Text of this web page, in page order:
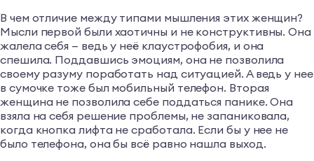
В чем отличие между типами мышления этих женщин?
Мысли первой были хаотичны и не конструктивны. Она
жалела себя — ведь у неё клаустрофобия, и она
спешила. Поддавшись эмоциям, она не позволила
своему разуму поработать над ситуацией. А ведь у нее
в сумочке тоже был мобильный телефон. Вторая
женщина не позволила себе поддаться панике. Она
взяла на себя решение проблемы, не запаниковала,
когда кнопка лифта не сработала. Если бы у нее не
было телефона, она бы всё равно нашла выход.